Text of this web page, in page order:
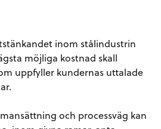
inom stålindustrin
möjliga kostnad skall
uppfyller kundernas uttalade
och processväg kan